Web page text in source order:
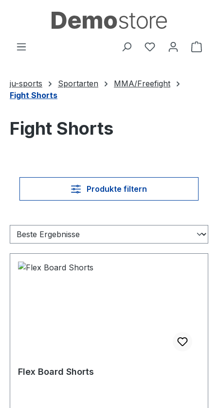
Zum Hauptinhalt springen
Du hast 0
ju-sports Sportarten
MMA/Freefight
Fight Shorts
Fight Shorts
Produkte filtern
Flex Board Shorts